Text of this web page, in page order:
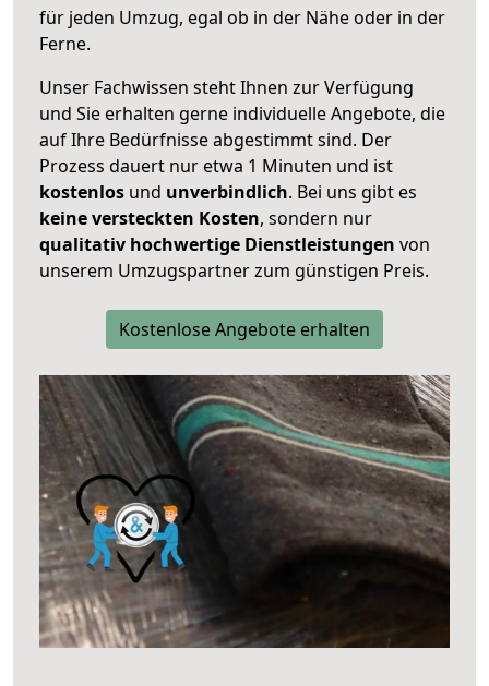
für jeden Umzug, egal ob in der Nähe oder in der
Ferne.
Unser Fachwissen steht Ihnen zur Verfügung
und Sie erhalten gerne individuelle Angebote, die
auf Ihre Bedürfnisse abgestimmt sind. Der
Prozess dauert nur etwa 1 Minuten und ist
kostenlos und unverbindlich. Bei uns gibt es
keine versteckten Kosten, sondern nur
qualitativ hochwertige Dienstleistungen von
unserem Umzugspartner zum günstigen Preis.
Kostenlose Angebote erhalten